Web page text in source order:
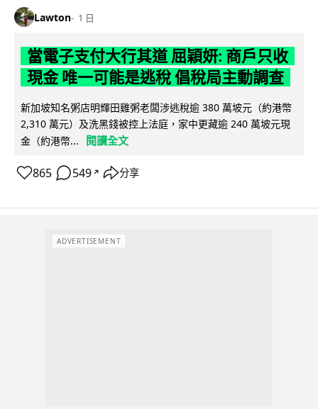
Lawton 1 日
當電子支付大行其道 屈穎妍: 商戶只收
現金 唯一可能是逃稅 倡稅局主動調查
新加坡知名粥店明輝田雞粥老闆涉逃稅逾 380 萬坡元（約港幣
2,310 萬元）及洗黑錢被控上法庭，家中更藏逾 240 萬坡元現
金（約港幣...
閱讀全文
865 549 ↗ 分享
ADVERTISEMENT